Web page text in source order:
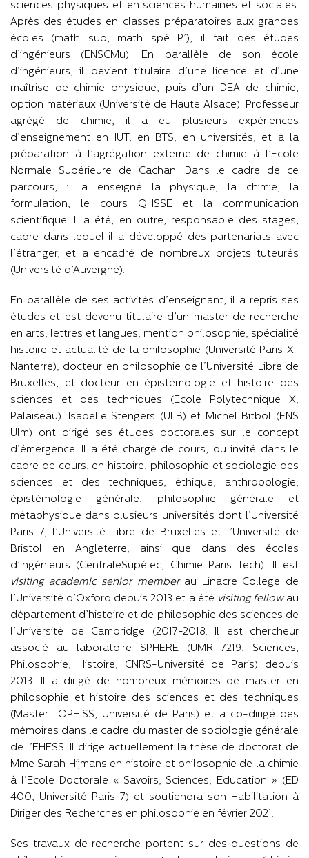
sciences physiques et en sciences humaines et sociales.
Après des études en classes préparatoires aux grandes
écoles (math sup, math spé P’), il fait des études
d’ingénieurs (ENSCMu). En parallèle de son école
d’ingénieurs, il devient titulaire d’une licence et d’une
maîtrise de chimie physique, puis d’un DEA de chimie,
option matériaux (Université de Haute Alsace). Professeur
agrégé de chimie, il a eu plusieurs expériences
d’enseignement en IUT, en BTS, en universités, et à la
préparation à l’agrégation externe de chimie à l’Ecole
Normale Supérieure de Cachan. Dans le cadre de ce
parcours, il a enseigné la physique, la chimie, la
formulation, le cours QHSSE et la communication
scientifique. Il a été, en outre, responsable des stages,
cadre dans lequel il a développé des partenariats avec
l’étranger, et a encadré de nombreux projets tuteurés
(Université d’Auvergne).
En parallèle de ses activités d’enseignant, il a repris ses
études et est devenu titulaire d’un master de recherche
en arts, lettres et langues, mention philosophie, spécialité
histoire et actualité de la philosophie (Université Paris X-
Nanterre), docteur en philosophie de l’Université Libre de
Bruxelles, et docteur en épistémologie et histoire des
sciences et des techniques (Ecole Polytechnique X,
Palaiseau). Isabelle Stengers (ULB) et Michel Bitbol (ENS
Ulm) ont dirigé ses études doctorales sur le concept
d’émergence. Il a été chargé de cours, ou invité dans le
cadre de cours, en histoire, philosophie et sociologie des
sciences et des techniques, éthique, anthropologie,
épistémologie générale, philosophie générale et
métaphysique dans plusieurs universités dont l’Université
Paris 7, l’Université Libre de Bruxelles et l’Université de
Bristol en Angleterre, ainsi que dans des écoles
d’ingénieurs (CentraleSupélec, Chimie Paris Tech). Il est
visiting academic senior memberau Linacre College de
l’Université d’Oxford depuis 2013 et a été visiting fellowau
département d’histoire et de philosophie des sciences de
l’Université de Cambridge (2017-2018. Il est chercheur
associé au laboratoire SPHERE (UMR 7219, Sciences,
Philosophie, Histoire, CNRS-Université de Paris) depuis
2013. Il a dirigé de nombreux mémoires de master en
philosophie et histoire des sciences et des techniques
(Master LOPHISS, Université de Paris) et a co-dirigé des
mémoires dans le cadre du master de sociologie générale
de l’EHESS. Il dirige actuellement la thèse de doctorat de
Mme Sarah Hijmans en histoire et philosophie de la chimie
à l’Ecole Doctorale « Savoirs, Sciences, Education » (ED
400, Université Paris 7) et soutiendra son Habilitation à
Diriger des Recherches en philosophie en février 2021.
Ses travaux de recherche portent sur des questions de